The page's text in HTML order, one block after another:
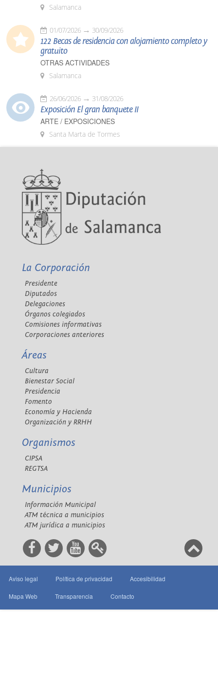
Salamanca
01/07/2026 30/09/2026
122 Becas de residencia con alojamiento completo y
gratuito
OTRAS ACTIVIDADES
Salamanca
26/06/2026 31/08/2026
Exposición El gran banquete II
ARTE / EXPOSICIONES
Santa Marta de Tormes
La Corporación
Presidente
Diputados
Delegaciones
Órganos colegiados
Comisiones informativas
Corporaciones anteriores
Áreas
Cultura
Bienestar Social
Presidencia
Fomento
Economía y Hacienda
Organización y RRHH
Organismos
CIPSA
REGTSA
Municipios
Información Municipal
ATM técnica a municipios
ATM jurídica a municipios
Aviso legal Política de privacidad Accesibilidad
Mapa Web Transparencia Contacto